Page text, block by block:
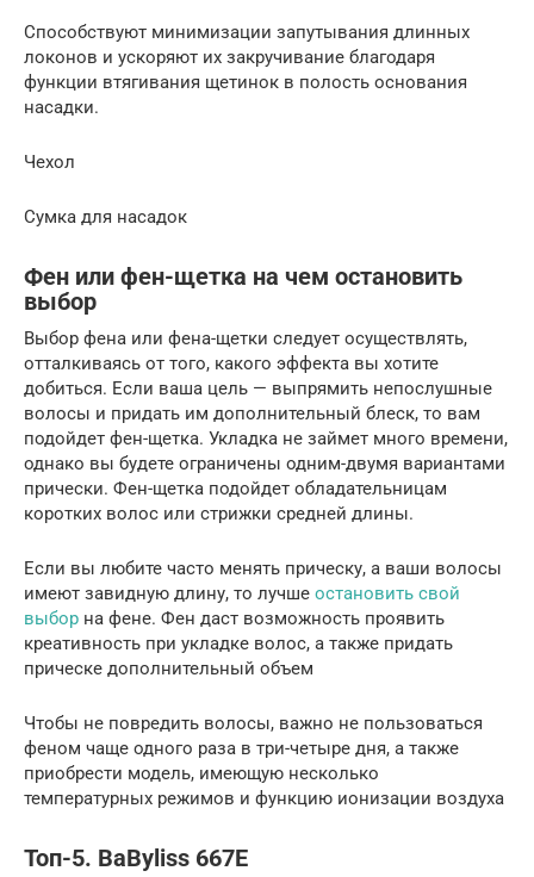
Способствуют минимизации запутывания длинных
локонов и ускоряют их закручивание благодаря
функции втягивания щетинок в полость основания
насадки.
Чехол
Сумка для насадок
Фен или фен-щетка на чем остановить
выбор
Выбор фена или фена-щетки следует осуществлять,
отталкиваясь от того, какого эффекта вы хотите
добиться. Если ваша цель — выпрямить непослушные
волосы и придать им дополнительный блеск, то вам
подойдет фен-щетка. Укладка не займет много времени,
однако вы будете ограничены одним-двумя вариантами
прически. Фен-щетка подойдет обладательницам
коротких волос или стрижки средней длины.
Если вы любите часто менять прическу, а ваши волосы
имеют завидную длину, то лучше остановить свой
выбор на фене. Фен даст возможность проявить
креативность при укладке волос, а также придать
прическе дополнительный объем
Чтобы не повредить волосы, важно не пользоваться
феном чаще одного раза в три-четыре дня, а также
приобрести модель, имеющую несколько
температурных режимов и функцию ионизации воздуха
Топ-5. BaByliss 667E